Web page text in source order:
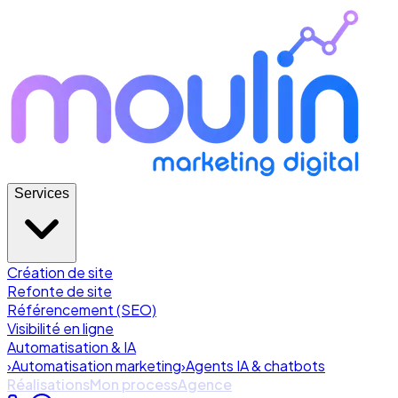
Services
Création de site
Refonte de site
Référencement (SEO)
Visibilité en ligne
Automatisation & IA
›Automatisation marketing›Agents IA & chatbots
RéalisationsMon processAgence